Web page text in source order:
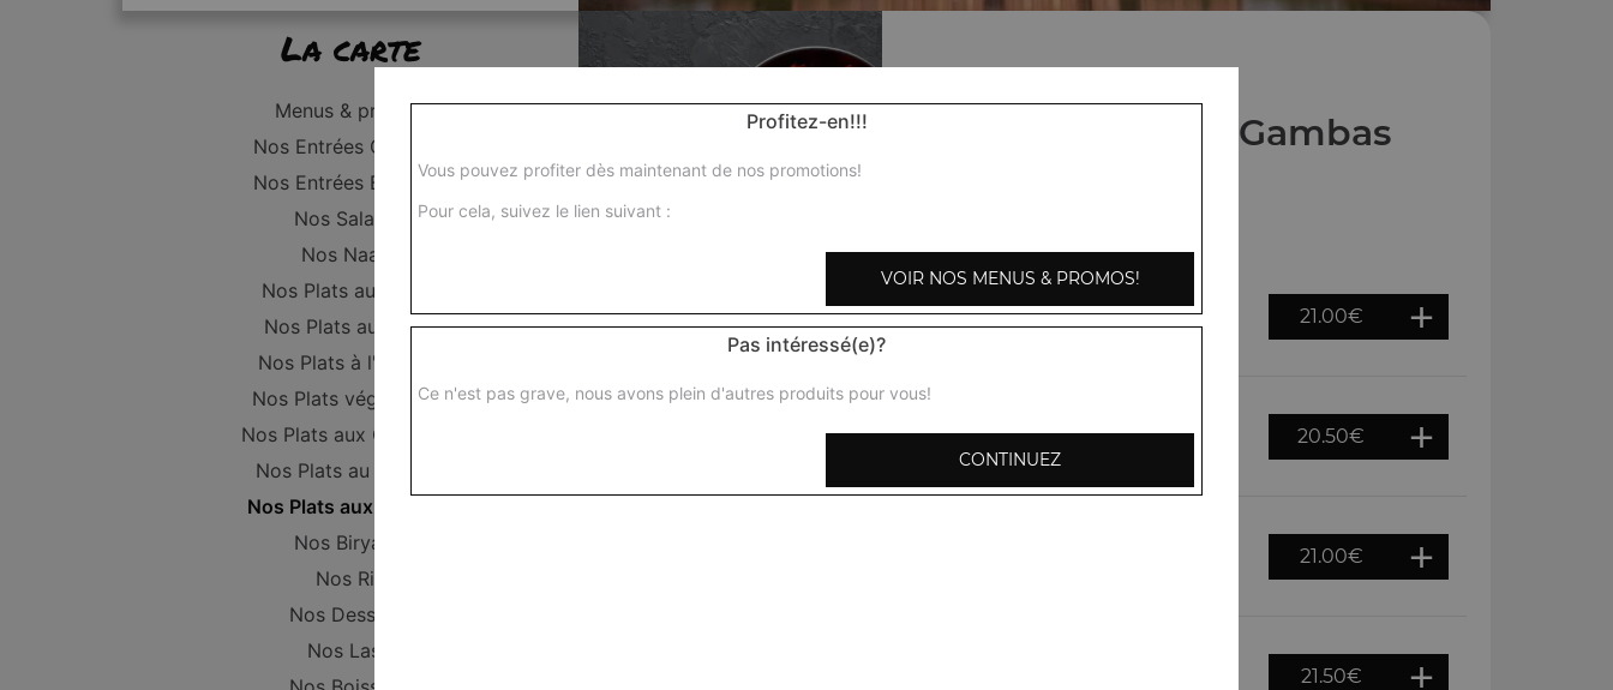
La carte
Menus & promos
Nos Entrées Grillades
Nos Entrées Beignets
Nos Salades
Nos Naans
Nos Plats au Poulet
Nos Plats au Boeuf
Nos Plats à l'Agneau
Nos Plats végétariens
Nos Plats aux Crevettes
Nos Plats au Poisson
Nos Plats aux Gambas
Nos Biryanis
Nos Riz
Nos Desserts
Nos Lassi
Nos Plats aux Gambas
Gambas marinées, grillées au four tandoor puis préparées dans une sauce
aux amandes, noix de cajou, crème fraiche + 1 potion de riz basmati
21.00€
Gambas curry
Gambas marinées et grillées au four tandoor puis préparés dans une sauce
20.50€
21.00€
21.50€
Profitez-en!!!
Vous pouvez profiter dès maintenant de nos promotions!
Pour cela, suivez le lien suivant :
VOIR NOS MENUS & PROMOS!
Pas intéressé(e)?
Ce n'est pas grave, nous avons plein d'autres produits pour vous!
CONTINUEZ